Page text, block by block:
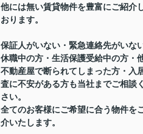
他には無い賃貸物件を豊富にご紹介
おります。
保証人がいない・緊急連絡先がいな
休職中の方・生活保護受給中の方・
不動産屋で断られてしまった方・入
査に不安がある方も当社までご相談
さい。
全てのお客様にご希望に合う物件を
介いたします。